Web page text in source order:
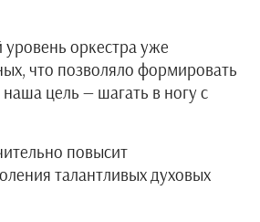
оркестра уже
что позволяло формировать
цель — шагать в ногу с
повысит
талантливых духовых